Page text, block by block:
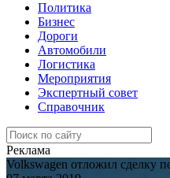
Политика
Бизнес
Дороги
Автомобили
Логистика
Мероприятия
Экспертный совет
Справочник
Реклама
Volkswagen отложил сделку